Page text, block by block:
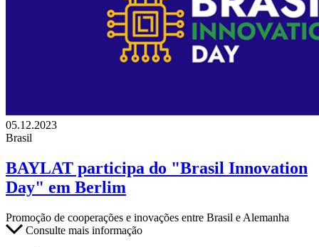
05.12.2023
Brasil
BAYLAT participa do "Brasil Innovation
Day" em Berlim
Promoção de cooperações e inovações entre Brasil e Alemanha
Consulte mais informação